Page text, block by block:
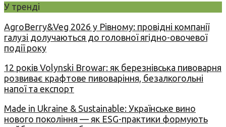
У тренді
AgroBerry&Veg 2026 у Рівному: провідні компанії
галузі долучаються до головної ягідно-овочевої
події року
12 років Volynski Browar: як березнівська пивоварня
розвиває крафтове пивоваріння, безалкогольні
напої та експорт
Made in Ukraine & Sustainable: Українське вино
нового покоління — як ESG-практики формують